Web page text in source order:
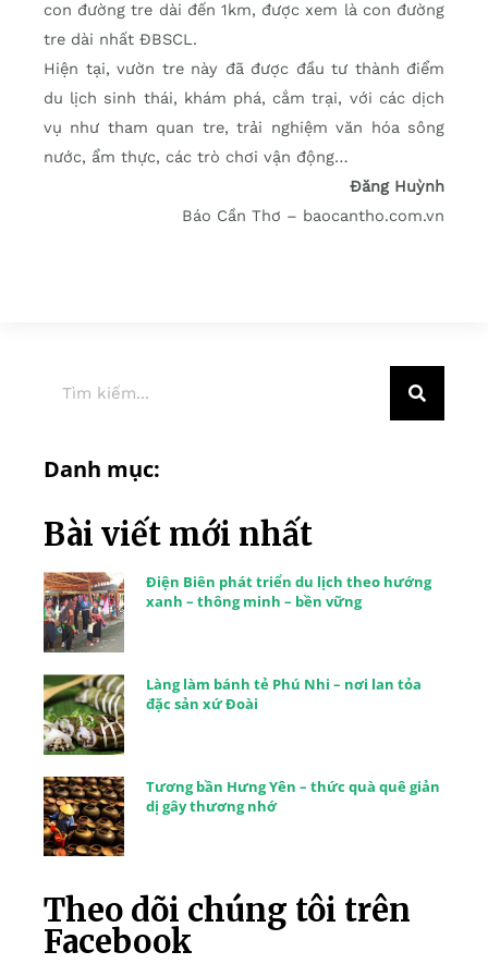
con đường tre dài đến 1km, được xem là con đường
tre dài nhất ĐBSCL.
Hiện tại, vườn tre này đã được đầu tư thành điểm
du lịch sinh thái, khám phá, cắm trại, với các dịch
vụ như tham quan tre, trải nghiệm văn hóa sông
nước, ẩm thực, các trò chơi vận động…
Đăng Huỳnh
Báo Cần Thơ – baocantho.com.vn
Danh mục:
Bài viết mới nhất
Điện Biên phát triển du lịch theo hướng
xanh – thông minh – bền vững
Làng làm bánh tẻ Phú Nhi – nơi lan tỏa
đặc sản xứ Đoài
Tương bần Hưng Yên – thức quà quê giản
dị gây thương nhớ
Theo dõi chúng tôi trên
Facebook